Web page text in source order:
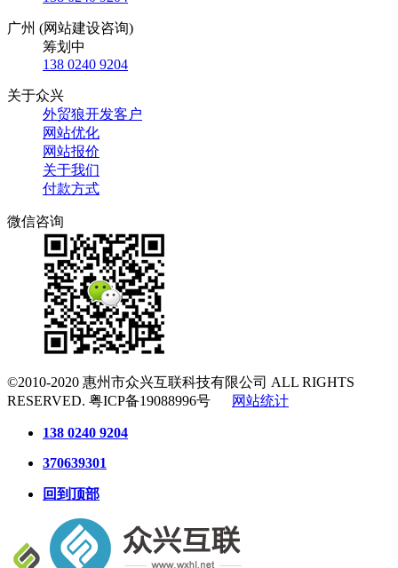
广州 (网站建设咨询)
筹划中
138 0240 9204
关于众兴
外贸狼开发客户
网站优化
网站报价
关于我们
付款方式
微信咨询
©2010-2020 惠州市众兴互联科技有限公司 ALL RIGHTS
RESERVED. 粤ICP备19088996号 网站统计
138 0240 9204
370639301
回到顶部